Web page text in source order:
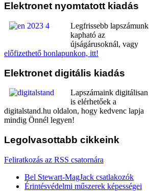
Elektronet nyomtatott kiadás
Legfrissebb lapszámunk
kapható az
újságárusoknál, vagy
előfizethető honlapunkon, itt!
Elektronet digitális kiadás
Lapszámaink digitálisan
is elérhetőek a
digitalstand.hu oldalon, hogy kedvenc lapja
mindig Önnél legyen!
Legolvasottabb cikkeink
Feliratkozás az RSS csatornára
Bel Stewart-MagJack csatlakozók
Érintésvédelmi műszerek képességei